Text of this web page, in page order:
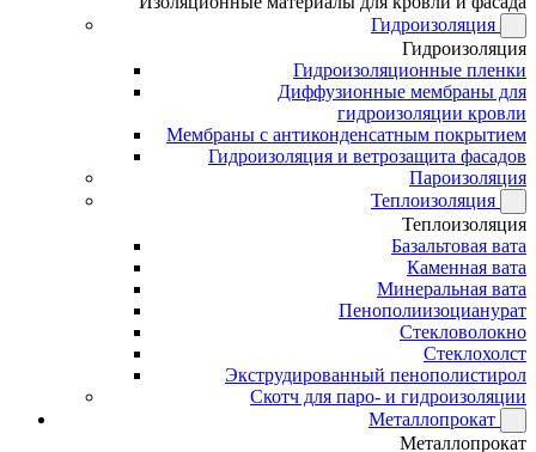
Гидроизоляция
Гидроизоляция
Гидроизоляционные пленки
Диффузионные мембраны для
гидроизоляции кровли
Мембраны с антиконденсатным покрытием
Гидроизоляция и ветрозащита фасадов
Пароизоляция
Теплоизоляция
Теплоизоляция
Базальтовая вата
Каменная вата
Минеральная вата
Пенополиизоцианурат
Стекловолокно
Стеклохолст
Экструдированный пенополистирол
Скотч для паро- и гидроизоляции
Металлопрокат
Металлопрокат